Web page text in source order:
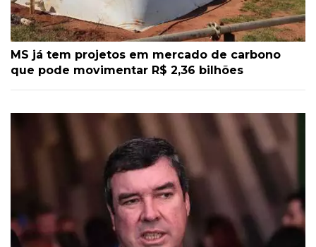
MS já tem projetos em mercado de carbono
que pode movimentar R$ 2,36 bilhões